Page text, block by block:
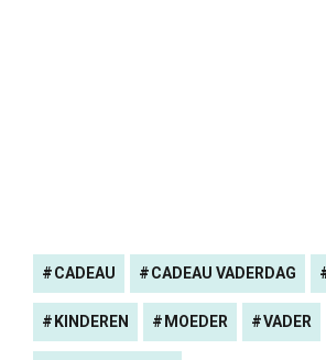
CADEAU CADEAU VADERDAG
KINDEREN MOEDER VADER